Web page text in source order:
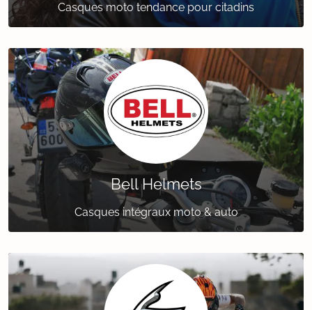
Casques moto tendance pour citadins
Bell Helmets
Casques intégraux moto & auto